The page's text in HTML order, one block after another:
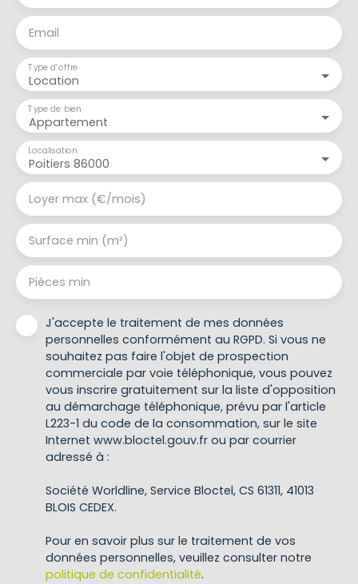
Email
Location
Type d'offre
Appartement
Type de bien
Poitiers 86000
Localisation
Loyer max (€/mois)
Surface min (m²)
Pièces min
J'accepte le traitement de mes données
personnelles conformément au RGPD. Si vous ne
souhaitez pas faire l'objet de prospection
commerciale par voie téléphonique, vous pouvez
vous inscrire gratuitement sur la liste d'opposition
au démarchage téléphonique, prévu par l'article
L223-1 du code de la consommation, sur le site
Internet www.bloctel.gouv.fr ou par courrier
adressé à :
Société Worldline, Service Bloctel, CS 61311, 41013
BLOIS CEDEX.
Pour en savoir plus sur le traitement de vos
données personnelles, veuillez consulter notre
politique de confidentialité.